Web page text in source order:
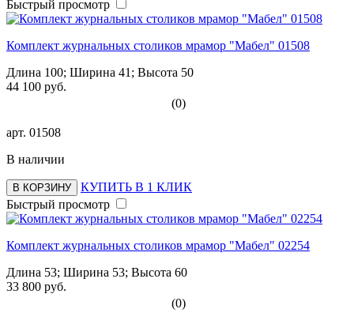
Быстрый просмотр
Комплект журнальных столиков мрамор "Мабел" 01508
Длина 100; Ширина 41; Высота 50
44 100 руб.
(0)
арт. 01508
В наличии
В КОРЗИНУ
КУПИТЬ В 1 КЛИК
Быстрый просмотр
Комплект журнальных столиков мрамор "Мабел" 02254
Длина 53; Ширина 53; Высота 60
33 800 руб.
(0)